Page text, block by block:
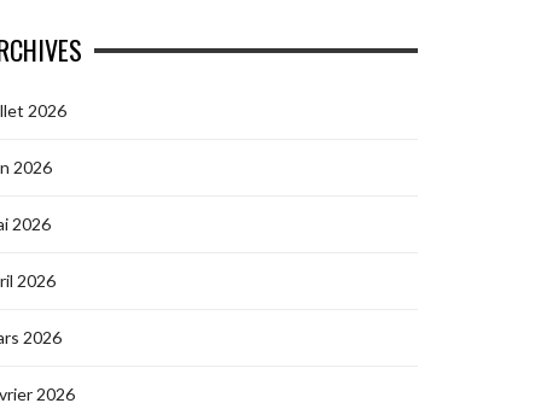
2026
2026
2026
2026
2026
2026